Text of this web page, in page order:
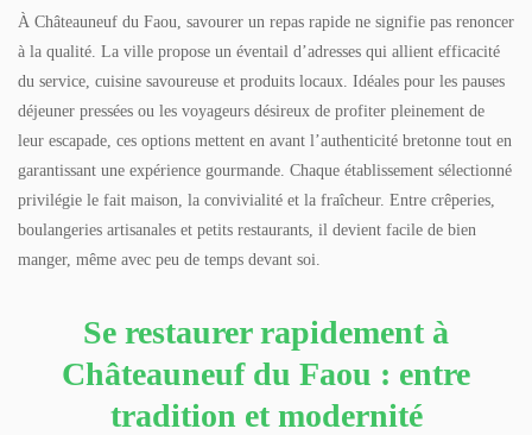
À Châteauneuf du Faou, savourer un repas rapide ne signifie pas renoncer
à la qualité. La ville propose un éventail d’adresses qui allient efficacité
du service, cuisine savoureuse et produits locaux. Idéales pour les pauses
déjeuner pressées ou les voyageurs désireux de profiter pleinement de
leur escapade, ces options mettent en avant l’authenticité bretonne tout en
garantissant une expérience gourmande. Chaque établissement sélectionné
privilégie le fait maison, la convivialité et la fraîcheur. Entre crêperies,
boulangeries artisanales et petits restaurants, il devient facile de bien
manger, même avec peu de temps devant soi.
Se restaurer rapidement à
Châteauneuf du Faou : entre
tradition et modernité